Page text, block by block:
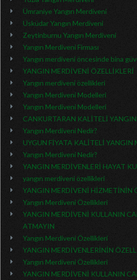
Ümraniye Yangın Merdiveni
Üsküdar Yangın Merdiveni
Zeytinburnu Yangın Merdiveni
Yangın Merdiveni Firması
Yangın merdiveni öncesinde bina
YANGIN MERDİVENİ ÖZELLİKLERİ
Yangın merdiveni özellikleri
Yangın Merdiveni Modelleri
Yangın Merdiveni Modelleri
CANKURTARAN KALİTELİ
Yangın Merdiveni Nedir?
UYGUN FİYATA KALİTELİ YANGIN
Yangın Merdiveni Nedir?
YANGIN MERDİVENLERİ HAYAT
yangın merdiveni özellikleri
YANGIN MERDİVENİ HİZMETİNİN
Yangın Merdiveni Özellikleri
YANGIN MERDİVENİ KULLANIN
ATMAYIN
Yangın Merdiveni Özellikleri
YANGIN MERDİVENLERİNİN
Yangın Merdiveni Özellikleri
YANGIN MERDİVENİ KULLANIN